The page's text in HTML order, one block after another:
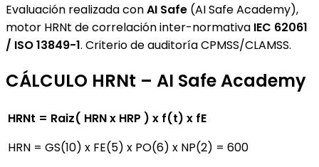
Evaluación realizada conAI Safe (AI Safe Academy),
motor HRNt de correlación inter-normativa IEC 62061
/ ISO 13849-1. Criterio de auditoría CPMSS/CLAMSS.
CÁLCULO HRNt – AI Safe Academy
HRNt = Raiz( HRN x HRP ) x f(t) x fE
HRN = GS(10) x FE(5) x PO(6) x NP(2) = 600